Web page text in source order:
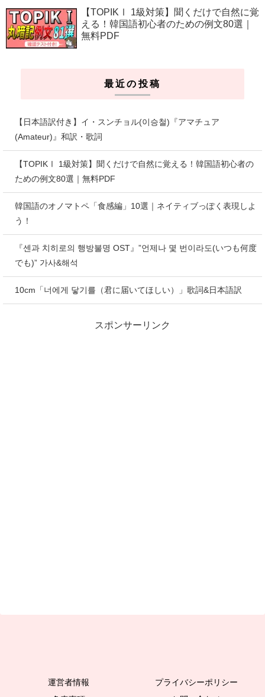
【TOPIKⅠ 1級対策】聞くだけで自然に覚
える！韓国語初心者のための例文80選｜
無料PDF
最近の投稿
【日本語訳付き】イ・スンチョル(이승철)『アマチュア
(Amateur)』和訳・歌詞
【TOPIKⅠ 1級対策】聞くだけで自然に覚える！韓国語初心者の
ための例文80選｜無料PDF
韓国語のオノマトペ「食感編」10選｜ネイティブっぽく表現しよ
う！
『센과 치히로의 행방불명 OST』”언제나 몇 번이라도(いつも何度
でも)” 가사&해석
10cm「너에게 닿기를（君に届いてほしい）」歌詞&日本語訳
スポンサーリンク
運営者情報
プライバシーポリシー